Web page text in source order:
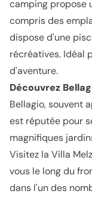
camping propose
compris des
dispose d'une
récréatives. Idéal
d'aventure.
Découvrez
Bellagio, souvent
est réputée pour
magnifiques
Visitez la Villa
vous le long du
dans l'un des